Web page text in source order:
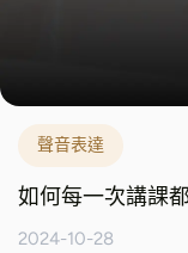
聲音表達
如何每一次講課
2024-10-28